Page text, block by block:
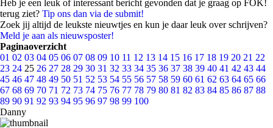
Heb je een leuk of interessant bericht gevonden dat je graag op FOK!
terug ziet? Tip ons dan via de submit!
Zoek jij altijd de leukste nieuwtjes en kun je daar leuk over schrijven?
Meld je aan als nieuwsposter!
Paginaoverzicht
01 02 03 04 05 06 07 08 09 10 11 12 13 14 15 16 17 18 19 20 21 22
23 24 25 26 27 28 29 30 31 32 33 34 35 36 37 38 39 40 41 42 43 44
45 46 47 48 49 50 51 52 53 54 55 56 57 58 59 60 61 62 63 64 65 66
67 68 69 70 71 72 73 74 75 76 77 78 79 80 81 82 83 84 85 86 87 88
89 90 91 92 93 94 95 96 97 98 99 100
Danny